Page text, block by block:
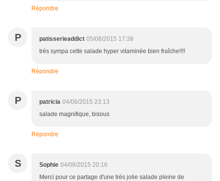
Répondre
P patisserieaddict 05/08/2015 17:38
très sympa cette salade hyper vitaminée bien fraîche!!!!
Répondre
P patricia 04/08/2015 23:13
salade magnifique, bisous
Répondre
S Sophie 04/08/2015 20:16
Merci pour ce partage d'une très jolie salade pleine de